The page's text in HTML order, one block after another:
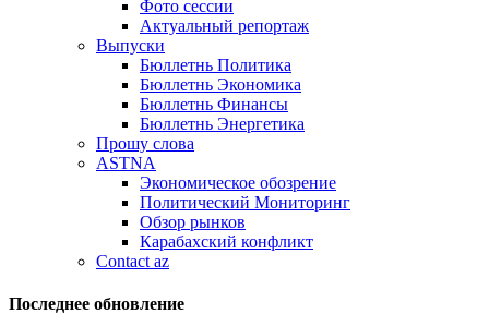
Фото сессии
Актуальный репортаж
Выпуски
Бюллетнь Политика
Бюллетнь Экономика
Бюллетнь Финансы
Бюллетнь Энергетика
Прошу слова
ASTNA
Экономическое обозрение
Политический Мониторинг
Обзор рынков
Карабахский конфликт
Contact az
Последнее обновление